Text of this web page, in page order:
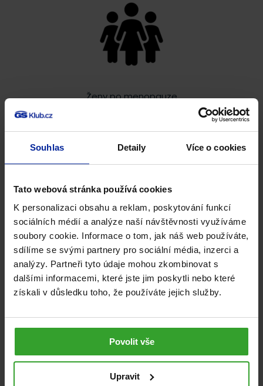
Souhlas Detaily Více o cookies
Tato webová stránka používá cookies
K personalizaci obsahu a reklam, poskytování funkcí
sociálních médií a analýze naší návštěvnosti využíváme
soubory cookie. Informace o tom, jak náš web používáte,
sdílíme se svými partnery pro sociální média, inzerci a
analýzy. Partneři tyto údaje mohou zkombinovat s
dalšími informacemi, které jste jim poskytli nebo které
získali v důsledku toho, že používáte jejich služby.
Povolit vše
Upravit
Ženy po menopauze
Sportovce
Fyzicky pracující